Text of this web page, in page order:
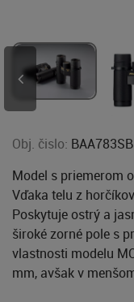
Obj. čislo: BAA783SB
Model s priemerom
Vďaka telu z
Poskytuje ostrý a
široké zorné pole s
vlastnosti modelu
mm, avšak v